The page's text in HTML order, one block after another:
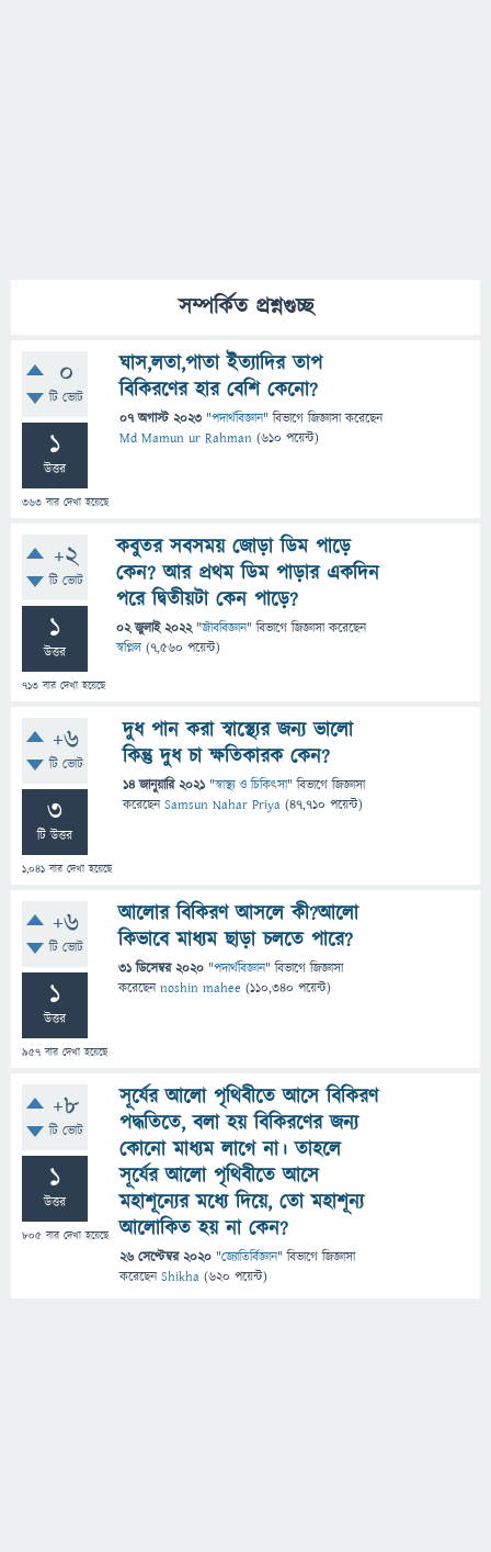
সম্পর্কিত প্রশ্নগুচ্ছ
0
টি ভোট
1
উত্তর
363 বার দেখা হয়েছে
ঘাস,লতা,পাতা ইত্যাদির তাপ
বিকিরণের হার বেশি কেনো?
07 অগাস্ট 2023 "পদার্থবিজ্ঞান" বিভাগে জিজ্ঞাসাকরেছেন
Md Mamun ur Rahman (610 পয়েন্ট)
+2
টি ভোট
1
উত্তর
713 বার দেখা হয়েছে
কবুতর সবসময় জোড়া ডিম পাড়ে
কেন? আর প্রথম ডিম পাড়ার একদিন
পরে দ্বিতীয়টা কেন পাড়ে?
02 জুলাই 2022 "জীববিজ্ঞান" বিভাগে জিজ্ঞাসাকরেছেন
স্বপ্নিল (7,560 পয়েন্ট)
+6
টি ভোট
3
টি উত্তর
1,041 বার দেখা হয়েছে
দুধ পান করা স্বাস্থ্যের জন্য ভালো
কিন্তু দুধ চা ক্ষতিকারক কেন?
14 জানুয়ারি 2021 "স্বাস্থ্য ও চিকিৎসা" বিভাগে জিজ্ঞাসা
করেছেনSamsun Nahar Priya (47,710 পয়েন্ট)
+6
টি ভোট
1
উত্তর
957 বার দেখা হয়েছে
আলোর বিকিরণ আসলে কী?আলো
কিভাবে মাধ্যম ছাড়া চলতে পারে?
31 ডিসেম্বর 2020 "পদার্থবিজ্ঞান" বিভাগে জিজ্ঞাসা
করেছেনnoshin mahee (110,340 পয়েন্ট)
+8
টি ভোট
1
উত্তর
805 বার দেখা হয়েছে
সূর্যের আলো পৃথিবীতে আসে বিকিরণ
পদ্ধতিতে, বলা হয় বিকিরণের জন্য
কোনো মাধ্যম লাগে না। তাহলে
সূর্যের আলো পৃথিবীতে আসে
মহাশূন্যের মধ্যে দিয়ে, তো মহাশূন্য
আলোকিত হয় না কেন?
26 সেপ্টেম্বর 2020 "জ্যোতির্বিজ্ঞান" বিভাগে জিজ্ঞাসা
করেছেনShikha (620 পয়েন্ট)